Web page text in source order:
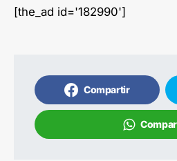
[the_ad id='182990']
Compartir